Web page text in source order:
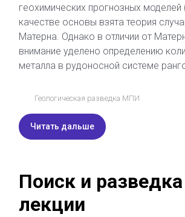
геохимических прогнозных моделей
качестве основы взята теория
Матерна. Однако в отличии от
внимание уделено определению
металла в рудоносной системе
Геологическая разведка МПИ
Читать дальше
Поиск и
лекции